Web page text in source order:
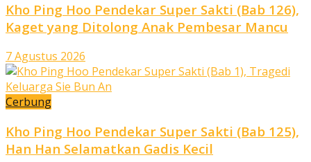
Kho Ping Hoo Pendekar Super Sakti (Bab 126),
Kaget yang Ditolong Anak Pembesar Mancu
7 Agustus 2026
Cerbung
Kho Ping Hoo Pendekar Super Sakti (Bab 125),
Han Han Selamatkan Gadis Kecil